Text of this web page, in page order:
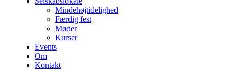
Mindehøjtidelighed
Færdig fest
Møder
Kurser
Events
Om
Kontakt